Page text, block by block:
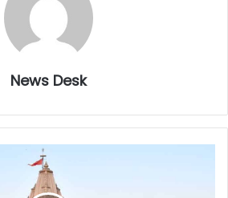
News Desk